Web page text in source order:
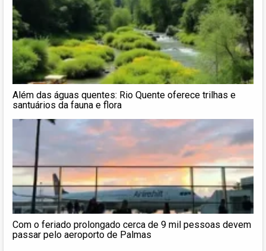
Além das águas quentes: Rio Quente oferece trilhas e
santuários da fauna e flora
Com o feriado prolongado cerca de 9 mil pessoas devem
passar pelo aeroporto de Palmas